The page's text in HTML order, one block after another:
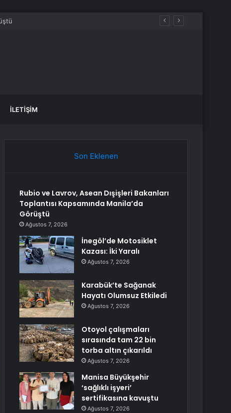
İLETIŞIM
Son Eklenen
Rubio ve Lavrov, Asean Dışişleri Bakanları
Toplantısı Kapsamında Manila’da
Görüştü
Ağustos 7, 2026
İnegöl’de Motosiklet
Kazası: İki Yaralı
Ağustos 7, 2026
Karabük’te Sağanak
Hayatı Olumsuz Etkiledi
Ağustos 7, 2026
Otoyol çalışmaları
sırasında tam 22 bin
torba altın çıkarıldı
Ağustos 7, 2026
Manisa Büyükşehir
‘sağlıklı işyeri’
sertifikasına kavuştu
Ağustos 7, 2026